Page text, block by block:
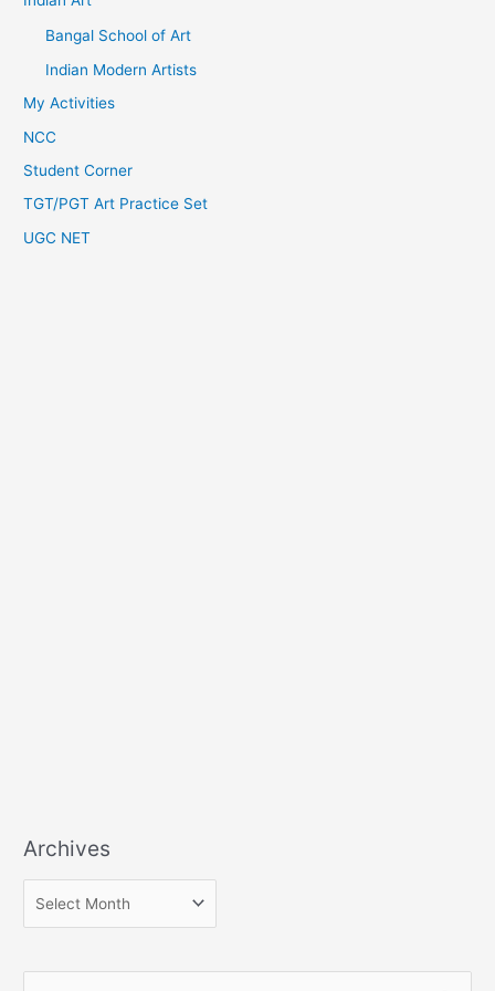
Bangal School of Art
Indian Modern Artists
My Activities
NCC
Student Corner
TGT/PGT Art Practice Set
UGC NET
Archives